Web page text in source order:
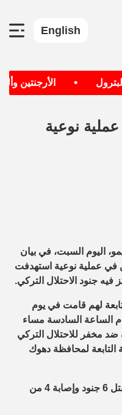
English
الأرجنتين
عملية نوعية
اليوم السبت، في بيان
جنود أتراك وجرح 4 آخرين في عملية نوعية استهدفت
جنود الاحتلال التركي.
لهم قامت في يوم
من آذار عام 2020 وبتمام الساعة السادسة مساء
ضد مخفر للاحتلال التركي
لمحافظة دهوك
وأسفر الهجوم، بحسب البيان، عن مقتل 6 جنود وإصابة 4 من